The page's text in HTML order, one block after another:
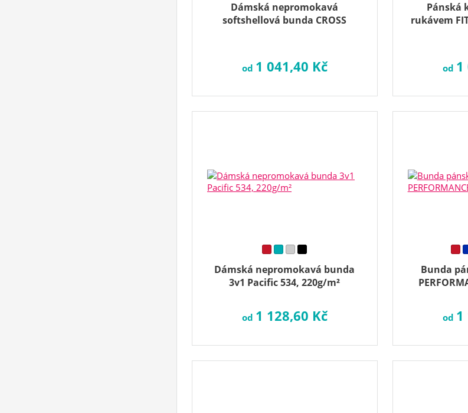
Dámská nepromokavá
softshellová bunda CROSS
od 1 041,40 Kč
Pánská
rukávem
od 1
Dámská nepromokavá bunda
3v1 Pacific 534, 220g/m²
od 1 128,60 Kč
Bunda
od 1